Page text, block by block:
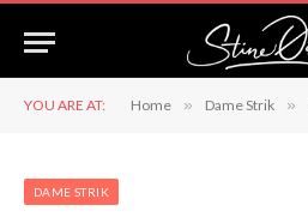
YOU ARE AT: Home » Dame Strik »
DAME STRIK